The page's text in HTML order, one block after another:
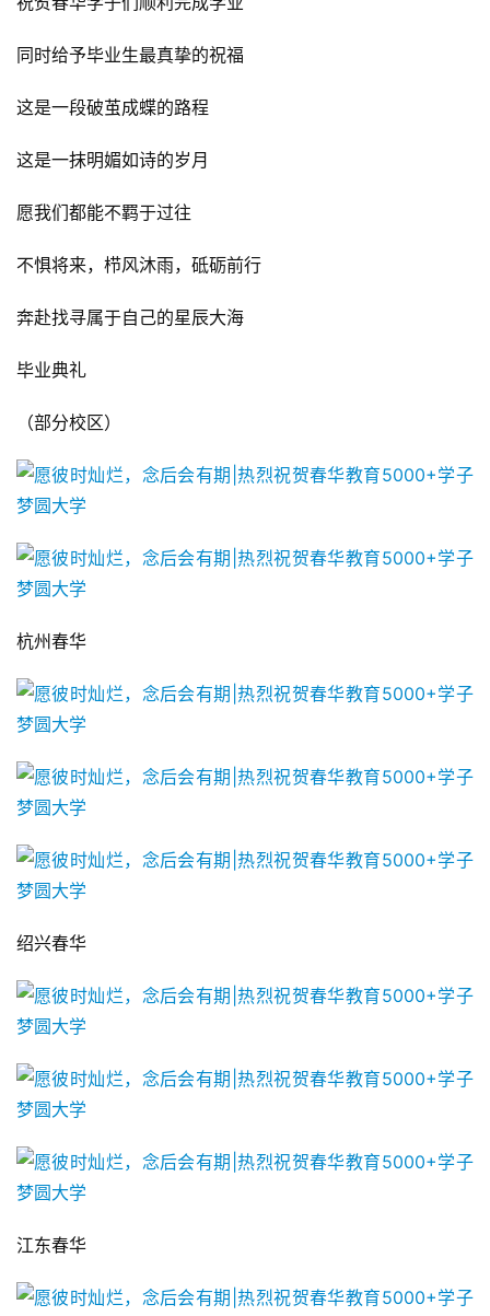
同时给予毕业生最真挚的祝福
这是一段破茧成蝶的路程
这是一抹明媚如诗的岁月
愿我们都能不羁于过往
不惧将来，栉风沐雨，砥砺前行
奔赴找寻属于自己的星辰大海
毕业典礼
（部分校区）
杭州春华
绍兴春华
江东春华